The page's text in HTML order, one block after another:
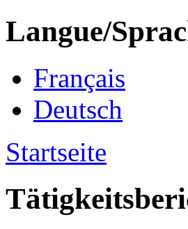
Langue/
Français
Deutsch
Startseite